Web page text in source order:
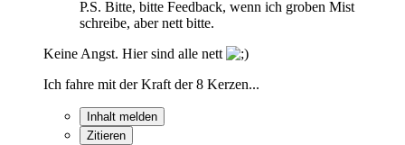
P.S. Bitte, bitte Feedback, wenn ich groben Mist
schreibe, aber nett bitte.
Keine Angst. Hier sind alle nett
Ich fahre mit der Kraft der 8 Kerzen...
Inhalt melden
Zitieren